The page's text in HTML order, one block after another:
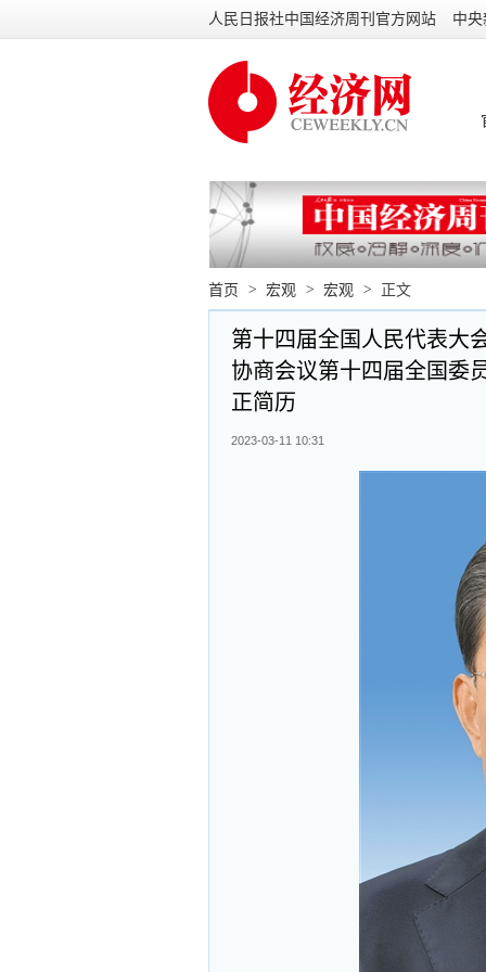
人民日报社中国经济周刊官方网站 中
首页 > 宏观 > 宏观 > 正文
第十四届全国人民代表大
协商会议第十四届全国委
正简历
2023-03-11 10:31